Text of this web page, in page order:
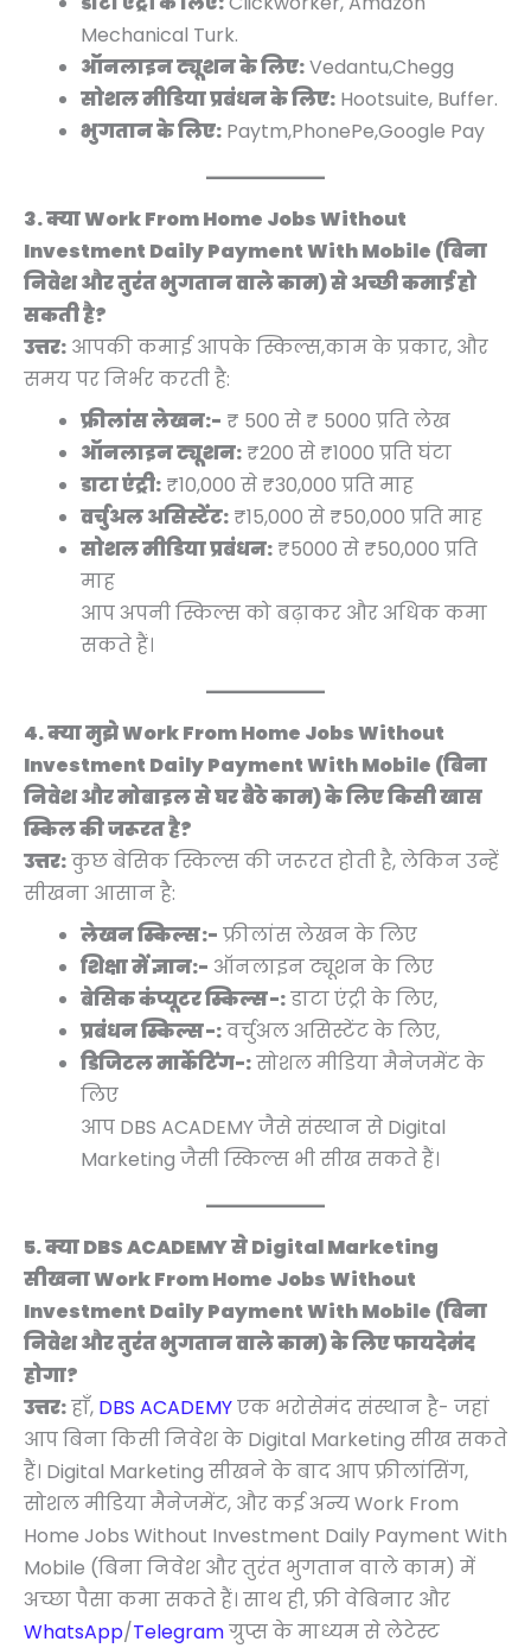
Mechanical Turk.
ऑनलाइन ट्यूशन के लिए:Vedantu,Chegg
सोशल मीडिया प्रबंधन के लिए: Hootsuite, Buffer.
भुगतान के लिए: Paytm,PhonePe,Google Pay
3. क्या Work From Home Jobs Without
Investment Daily Payment With Mobile (बिना
निवेश और तुरंत भुगतान वाले काम) से अच्छी कमाई हो
सकती है?
उत्तर: आपकी कमाई आपके स्किल्स,काम के प्रकार, और
समय पर निर्भर करती है:
फ्रीलांस लेखन:- ₹ 500 से ₹ 5000 प्रति लेख
ऑनलाइन ट्यूशन: ₹200 से ₹1000 प्रति घंटा
डाटा एंट्री: ₹10,000 से ₹30,000 प्रति माह
वर्चुअल असिस्टेंट: ₹15,000 से ₹50,000 प्रति माह
सोशल मीडिया प्रबंधन: ₹5000 से ₹50,000 प्रति
माह
आप अपनी स्किल्स को बढ़ाकर और अधिक कमा
सकते हैं।
4. क्या मुझे Work From Home Jobs Without
Investment Daily Payment With Mobile (बिना
निवेश और मोबाइल से घर बैठे काम) के लिए किसी खास
स्किल की जरूरत है?
उत्तर:कुछ बेसिक स्किल्स की जरूरत होती है, लेकिन उन्हें
सीखना आसान है:
लेखन स्किल्स:- फ्रीलांस लेखन के लिए
शिक्षा में ज्ञान:- ऑनलाइन ट्यूशन के लिए
बेसिक कंप्यूटर स्किल्स-:डाटा एंट्री के लिए,
प्रबंधन स्किल्स-:वर्चुअल असिस्टेंट के लिए,
डिजिटल मार्केटिंग-:सोशल मीडिया मैनेजमेंट के
लिए
आप DBS ACADEMY जैसे संस्थान से Digital
Marketing जैसी स्किल्स भी सीख सकते हैं।
5. क्या DBS ACADEMY से Digital Marketing
सीखना Work From Home Jobs Without
Investment Daily Payment With Mobile (बिना
निवेश और तुरंत भुगतान वाले काम) के लिए फायदेमंद
होगा?
उत्तर:हाँ, DBS ACADEMYएक भरोसेमंद संस्थान है- जहां
आप बिना किसी निवेश के Digital Marketing सीख सकते
हैं। Digital Marketing सीखने के बाद आप फ्रीलांसिंग,
सोशल मीडिया मैनेजमेंट, और कई अन्य Work From
Home Jobs Without Investment Daily Payment With
Mobile (बिना निवेश और तुरंत भुगतान वाले काम) में
अच्छा पैसा कमा सकते हैं। साथ ही, फ्री वेबिनार और
WhatsApp/Telegramग्रुप्स के माध्यम से लेटेस्ट